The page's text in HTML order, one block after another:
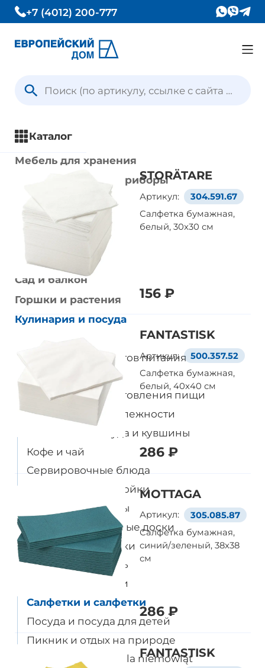
+7 (4012) 200-777
Каталог
Вопрос — Ответ
Отзывы
Условия доставки
Уже выбрали товары
на европейском сайте IKEA?
Тогда просто добавляйте
их в корзину по артикулу
Перейти в корзину
Каталог
Мебель для хранения
Кухни и кухонные приборы
Ванная комната
Текстиль и ковры
Сад и балкон
Горшки и растения
Кулинария и посуда
Все товары
Хранение продуктов питания
Посуда для приготовления пищи
Кухонные принадлежности
Стеклянная посуда и кувшины
Кофе и чай
Сервировочные блюда
Аксессуары для мойки
Столовые приборы
Ножи и разделочные доски
Посуда для выпечки
Столовый текстиль
Текстиль для кухни
Салфетки и салфетки
Посуда и посуда для детей
Пикник и отдых на природе
Śliniaki i naczynia dla niemowląt
STORÄTARE
Артикул:
304.591.67
Салфетка бумажная,
белый, 30x30 см
156 ₽
FANTASTISK
Артикул:
500.357.52
Салфетка бумажная,
белый, 40x40 см
286 ₽
MOTTAGA
Артикул:
305.085.87
Салфетка бумажная,
синий/зеленый, 38x38
см
286 ₽
FANTASTISK